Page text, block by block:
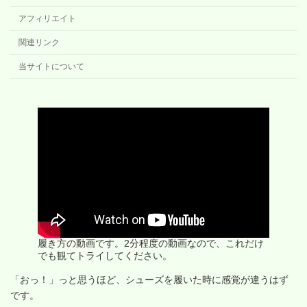
アフィリエイト
関連リンク
当サイトについて
履き方の動画です。2分程度の動画なので、これだけ
でも観てトライしてください。
「おっ！」っと思うほど、シューズを履いた時に感覚が違うはず
です。